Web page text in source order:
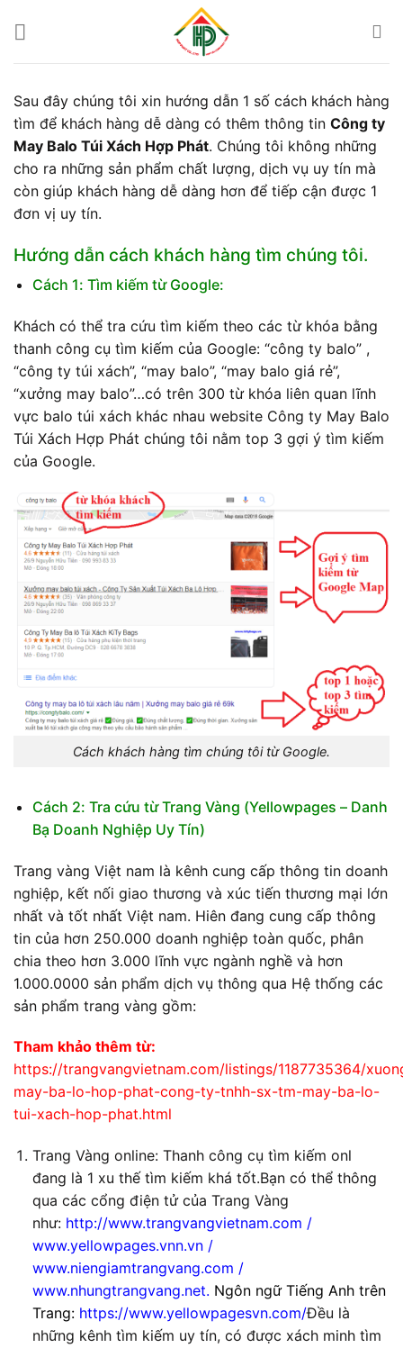
Sau đây chúng tôi xin hướng dẫn 1 số cách khách hàng
tìm để khách hàng dễ dàng có thêm thông tin Công ty
May Balo Túi Xách Hợp Phát. Chúng tôi không những
cho ra những sản phẩm chất lượng, dịch vụ uy tín mà
còn giúp khách hàng dễ dàng hơn để tiếp cận được 1
đơn vị uy tín.
Hướng dẫn cách khách hàng tìm chúng tôi.
Cách 1: Tìm kiếm từ Google:
Khách có thể tra cứu tìm kiếm theo các từ khóa bằng
thanh công cụ tìm kiếm của Google: “công ty balo” ,
“công ty túi xách”, “may balo”, “may balo giá rẻ”,
“xưởng may balo”…có trên 300 từ khóa liên quan lĩnh
vực balo túi xách khác nhau website Công ty May Balo
Túi Xách Hợp Phát chúng tôi nằm top 3 gợi ý tìm kiếm
của Google.
Cách khách hàng tìm chúng tôi từ Google.
Cách 2: Tra cứu từ Trang Vàng (Yellowpages – Danh
Bạ Doanh Nghiệp Uy Tín)
Trang vàng Việt nam là kênh cung cấp thông tin doanh
nghiệp, kết nối giao thương và xúc tiến thương mại lớn
nhất và tốt nhất Việt nam. Hiên đang cung cấp thông
tin của hơn 250.000 doanh nghiệp toàn quốc, phân
chia theo hơn 3.000 lĩnh vực ngành nghề và hơn
1.000.0000 sản phẩm dịch vụ thông qua Hệ thống các
sản phẩm trang vàng gồm:
Tham khảo thêm từ:
https://trangvangvietnam.com/listings/1187735364/
may-ba-lo-hop-phat-cong-ty-tnhh-sx-tm-may-ba-lo-
tui-xach-hop-phat.html
Trang Vàng online: Thanh công cụ tìm kiếm onl
đang là 1 xu thế tìm kiếm khá tốt.Bạn có thể thông
qua các cổng điện tử của Trang Vàng
như: http://www.trangvangvietnam.com /
www.yellowpages.vnn.vn /
www.niengiamtrangvang.com /
www.nhungtrangvang.net. Ngôn ngữ Tiếng Anh trên
Trang:https://www.yellowpagesvn.com/Đều là
những kênh tìm kiếm uy tín, có được xách minh tìm